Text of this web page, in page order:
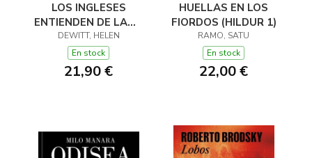
LOS INGLESES
ENTIENDEN DE LANA
(Y OTROS TRUCOS)
DEWITT, HELEN
En stock
21,90 €
HUELLAS EN LOS
FIORDOS (HILDUR 1)
RAMO, SATU
En stock
22,00 €